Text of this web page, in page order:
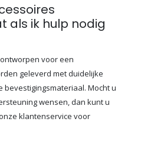
als ik hulp nodig
voor een
geleverd met duidelijke
Mocht u
wensen, dan kunt u
klantenservice voor